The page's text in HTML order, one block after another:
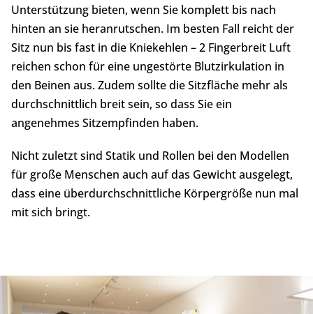
Unterstützung bieten, wenn Sie komplett bis nach
hinten an sie heranrutschen. Im besten Fall reicht der
Sitz nun bis fast in die Kniekehlen – 2 Fingerbreit Luft
reichen schon für eine ungestörte Blutzirkulation in
den Beinen aus. Zudem sollte die Sitzfläche mehr als
durchschnittlich breit sein, so dass Sie ein
angenehmes Sitzempfinden haben.
Nicht zuletzt sind Statik und Rollen bei den Modellen
für große Menschen auch auf das Gewicht ausgelegt,
dass eine überdurchschnittliche Körpergröße nun mal
mit sich bringt.